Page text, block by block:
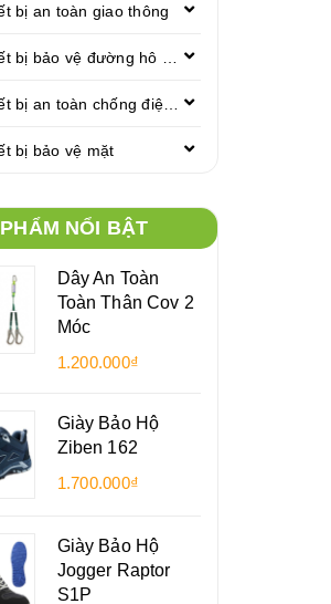
bị an toàn giao thông
bị bảo vệ mặt
NỔI BẬT
Dây An Toàn
Toàn Thân Cov 2
Móc
1.200.000₫
Giày Bảo Hộ
Ziben 162
1.700.000₫
Giày Bảo Hộ
Jogger Raptor
S1P